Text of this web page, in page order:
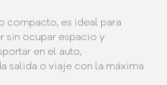
compacto, es ideal para
sin ocupar espacio y
en el auto,
salida o viaje con la máxima